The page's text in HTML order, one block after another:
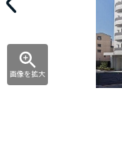
画像を拡大